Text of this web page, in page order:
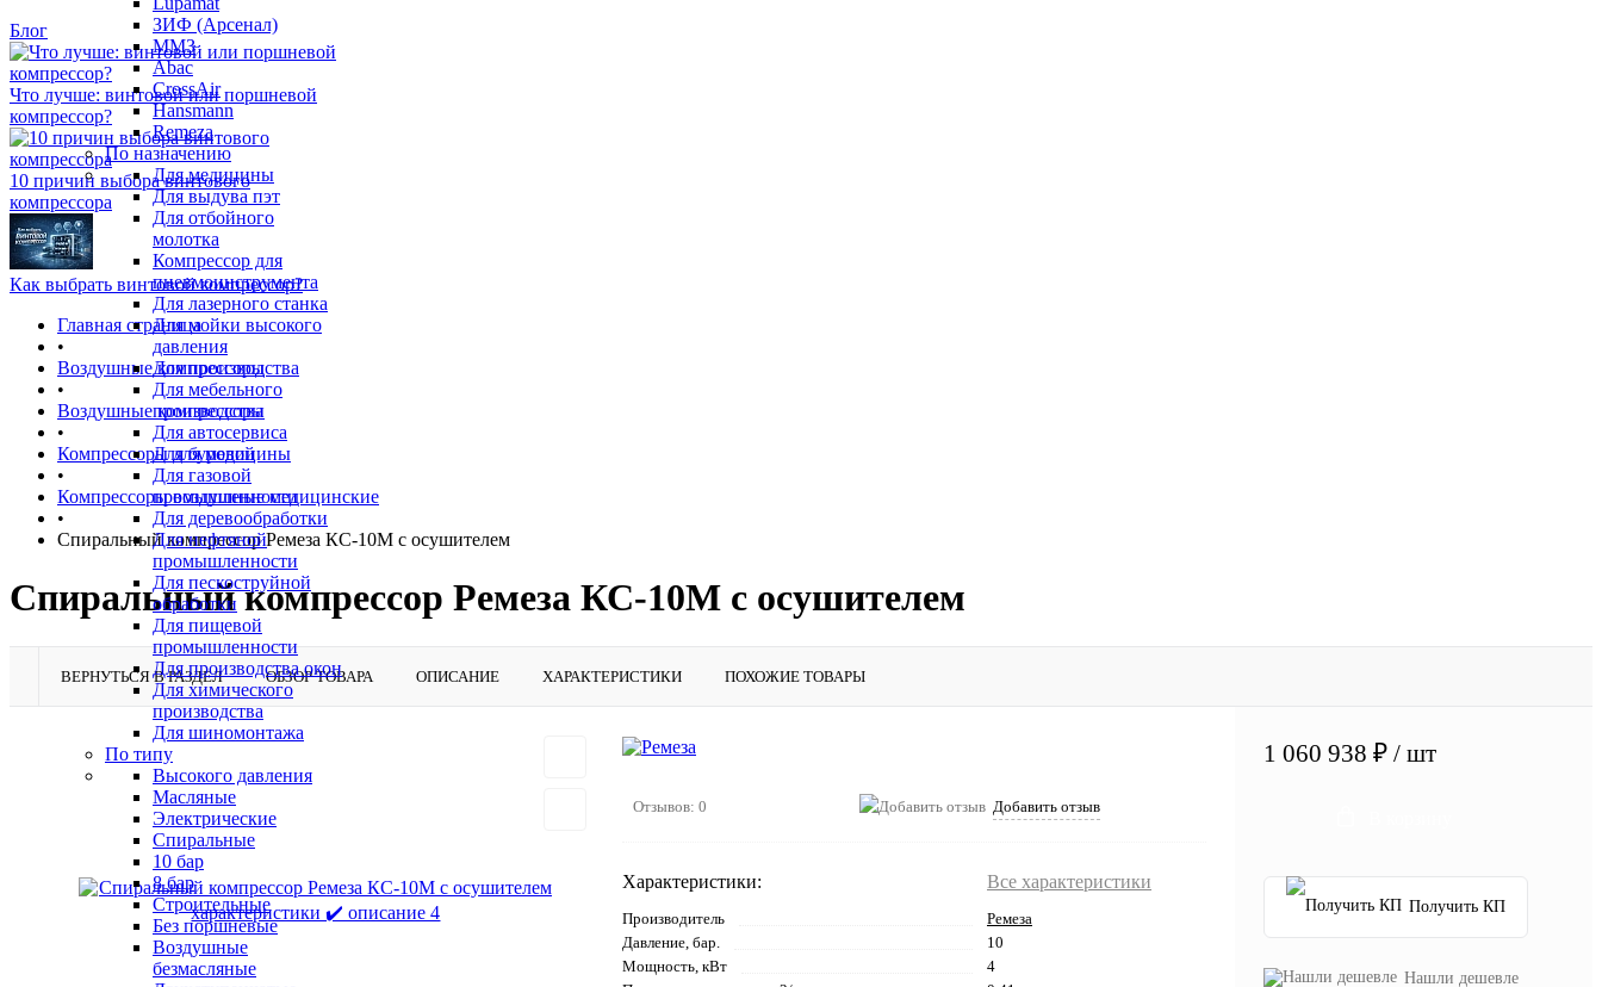
ЗИФ (Арсенал)
ММЗ
Abac
CrossAir
Hansmann
Remeza
По назначению
Для медицины
Для выдува пэт
Для отбойного
молотка
Компрессор для
пневмоинструмента
Для лазерного станка
Для мойки высокого
давления
Для производства
Для мебельного
производства
Для автосервиса
Для буровой
Для газовой
промышленности
Для деревообработки
Для нефтяной
промышленности
Для пескоструйной
обработки
Для пищевой
промышленности
Для производства окон
Для химического
производства
Для шиномонтажа
По типу
Высокого давления
Масляные
Электрические
Спиральные
10 бар
8 бар
Cтроительные
Без поршневые
Воздушные
безмасляные
Блог
Что лучше: винтовой или поршневой
компрессор?
10 причин выбора винтового
компрессора
Как выбрать винтовой компрессор?
Главная страница
•
Воздушные компрессоры
•
Воздушные компрессоры
•
Компрессоры для медицины
•
Компрессоры воздушные медицинские
•
Спиральный компрессор Ремеза КС-10М с осушителем
Спиральный компрессор Ремеза КС-10М с осушителем
ВЕРНУТЬСЯ В РАЗДЕЛ ОБЗОР ТОВАРА ОПИСАНИЕ ХАРАКТЕРИСТИКИ ПОХОЖИЕ ТОВАРЫ
Отзывов: 0 Добавить отзыв
Характеристики: Все характеристики
Производитель
Ремеза
Давление, бар.
10
Мощность, кВт
4
1 060 938 ₽ / шт
Получить КП
Нашли дешевле